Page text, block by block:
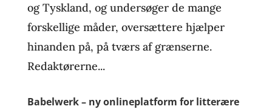
og Tyskland, og undersøger de mange
forskellige måder, oversættere hjælper
hinanden på, på tværs af grænserne.
Redaktørerne...
Babelwerk – ny onlineplatform for litterære